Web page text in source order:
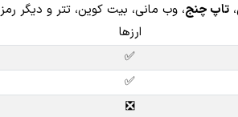
تاپ چنج، وب مانی، بیت کوین، تتر و دیگر رمز
ارزها
✅
✅
❎